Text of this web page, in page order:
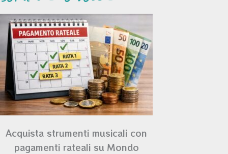
Acquista strumenti musicali con
pagamenti rateali su Mondo